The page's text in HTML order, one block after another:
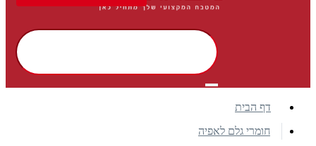
דף הבית
חומרי גלם לאפיה